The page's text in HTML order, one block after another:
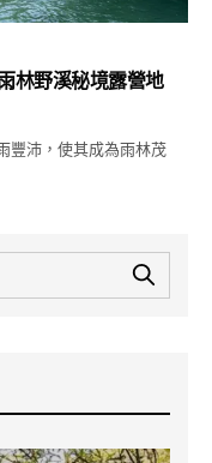
林野溪秘境露營地
豐沛，使其成為雨林茂